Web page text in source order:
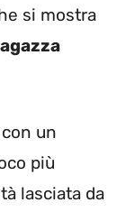
si mostra
un
più
lasciata da